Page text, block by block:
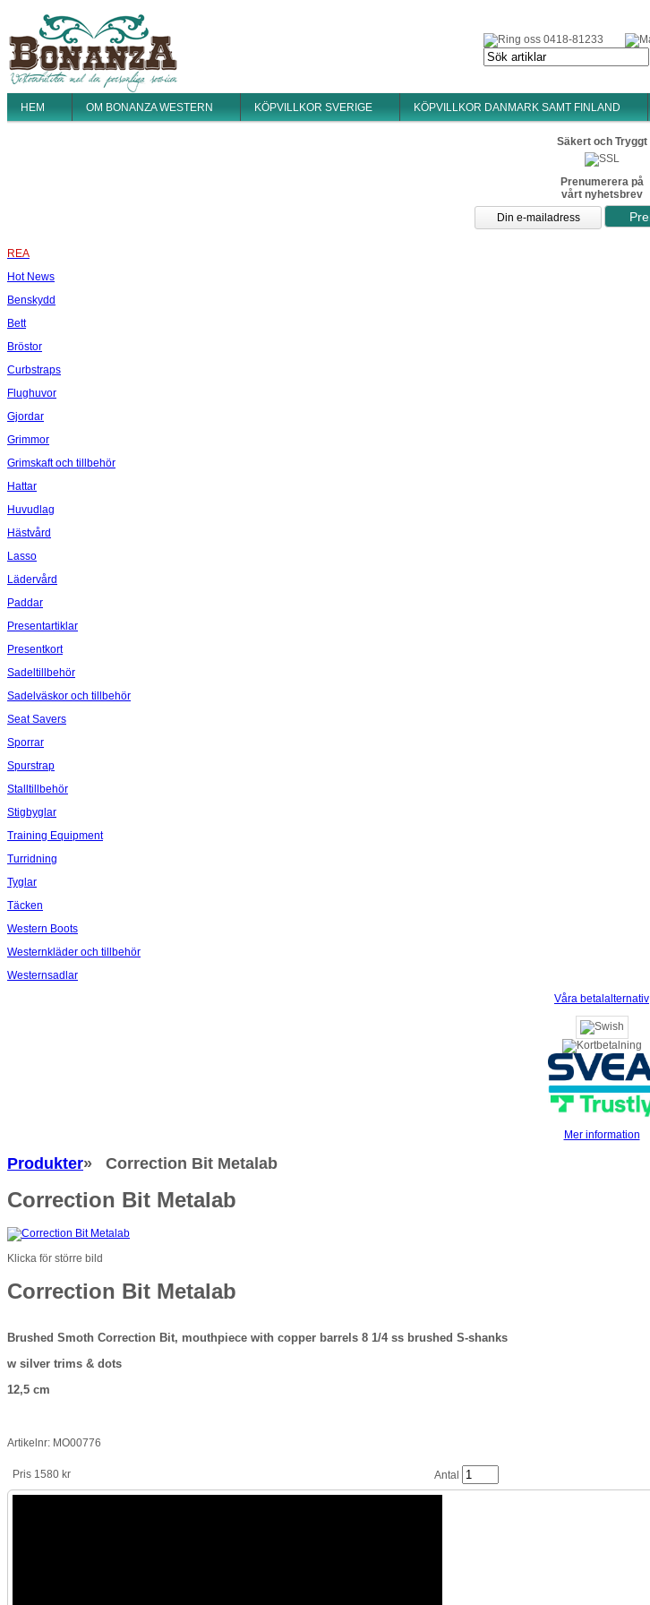
0418-81233
HEM OM BONANZA WESTERN KÖPVILLKOR SVERIGE KÖPVILLKOR DANMARK SAMT FINLAND
Säkert och Tryggt
Prenumerera på
vårt nyhetsbrev
REA
Hot News
Benskydd
Bett
Bröstor
Curbstraps
Flughuvor
Gjordar
Grimmor
Grimskaft och tillbehör
Hattar
Huvudlag
Hästvård
Lasso
Lädervård
Paddar
Presentartiklar
Presentkort
Sadeltillbehör
Sadelväskor och tillbehör
Seat Savers
Sporrar
Spurstrap
Stalltillbehör
Stigbyglar
Training Equipment
Turridning
Tyglar
Täcken
Western Boots
Westernkläder och tillbehör
Westernsadlar
Våra betalalternativ
Mer information
Produkter» Correction Bit Metalab
Correction Bit Metalab
Klicka för större bild
Correction Bit Metalab
Brushed Smoth Correction Bit, mouthpiece with copper barrels 8 1/4 ss brushed S-shanks
w silver trims & dots
12,5 cm
Artikelnr: MO00776
Pris 1580 kr Antal